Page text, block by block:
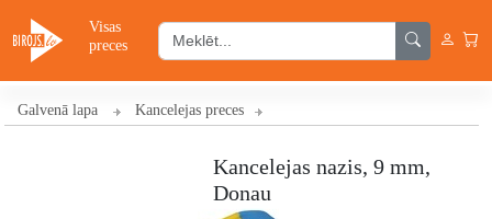
Visas
preces
Galvenā lapa Kancelejas preces
Kancelejas nazis, 9 mm,
Donau